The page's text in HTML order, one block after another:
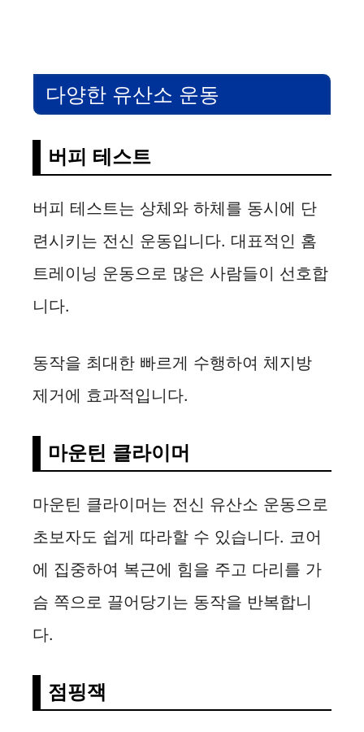
다양한 유산소 운동
버피 테스트
버피 테스트는 상체와 하체를 동시에 단
련시키는 전신 운동입니다. 대표적인 홈
트레이닝 운동으로 많은 사람들이 선호합
니다.
동작을 최대한 빠르게 수행하여 체지방
제거에 효과적입니다.
마운틴 클라이머
마운틴 클라이머는 전신 유산소 운동으로
초보자도 쉽게 따라할 수 있습니다. 코어
에 집중하여 복근에 힘을 주고 다리를 가
슴 쪽으로 끌어당기는 동작을 반복합니
다.
점핑잭